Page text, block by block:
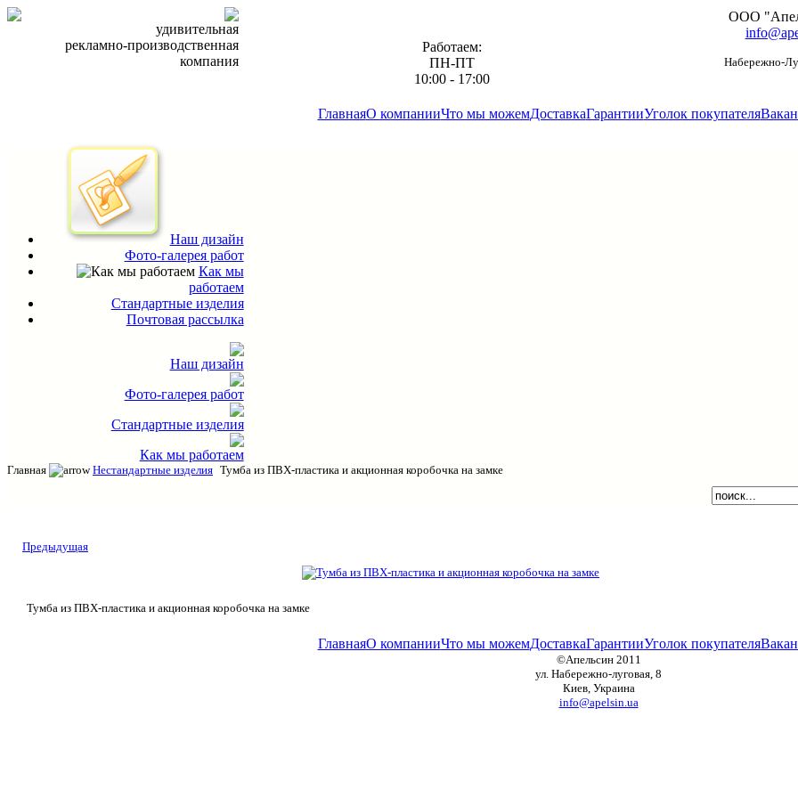
удивительная
рекламно-производственная
компания
Работаем:
ПН-ПТ
10:00 - 17:00
ООО
Набережно-
ГлавнаяО компанииЧто мы можемДоставкаГарантииУголок покупателя
Наш дизайн
Фото-галерея работ
Как мы
работаем
Стандартные изделия
Почтовая рассылка
Наш дизайн
Фото-галерея работ
Стандартные изделия
Как мы работаем
Главная Нестандартные изделия Тумба из ПВХ-пластика и акционная коробочка на замке
Предыдущая
Тумба из ПВХ-пластика и акционная коробочка на замке
ГлавнаяО компанииЧто мы можемДоставкаГарантииУголок покупателя
©Апельсин 2011
ул. Набережно-луговая, 8
Киев, Украина
info@apelsin.ua